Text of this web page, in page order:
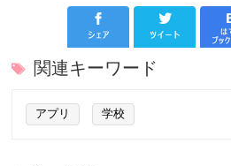
関連キーワード
アプリ 学校